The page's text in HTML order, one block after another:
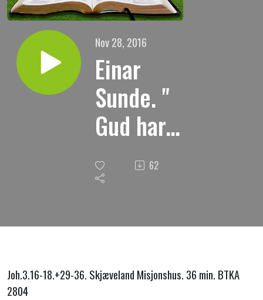
Nov 28, 2016
Einar
Sunde. "
Gud har
vidnet om
sin Sønn-
27.11.2016
62
Joh.3.16-18.+29-36. Skjæveland Misjonshus. 36 min. BTKA
2804